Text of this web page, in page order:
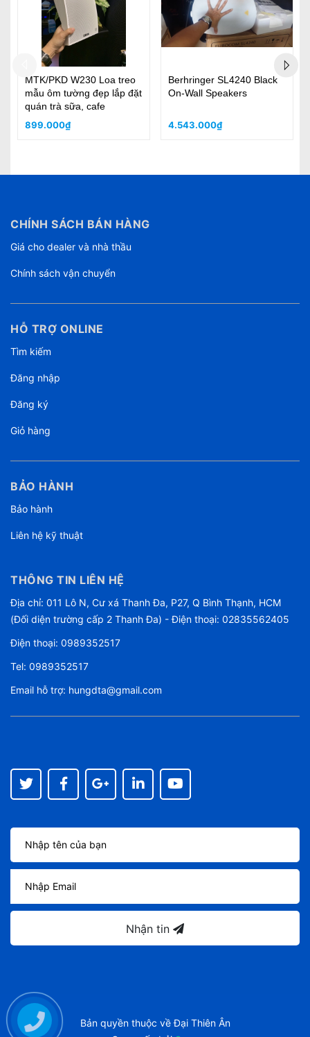
Yamaha VS6 (Cặp)
8.300.000₫
Yamaha VS4 (Cặp)
5.200.000₫
CHÍNH SÁCH BÁN HÀNG
Giá cho dealer và nhà thầu
Chính sách vận chuyển
HỖ TRỢ ONLINE
Tìm kiếm
Đăng nhập
Đăng ký
Giỏ hàng
BẢO HÀNH
Bảo hành
Liên hệ kỹ thuật
THÔNG TIN LIÊN HỆ
Địa chỉ: 011 Lô N, Cư xá Thanh Đa, P27, Q Bình Thạnh, HCM
(Đối diện trường cấp 2 Thanh Đa) - Điện thoại: 02835562405
Điện thoại: 0989352517
Tel: 0989352517
Email hỗ trợ: hungdta@gmail.com
Nhận tin
Bản quyền thuộc vềĐại Thiên Ân